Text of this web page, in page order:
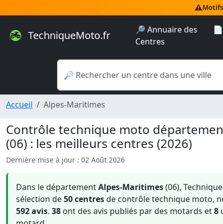
⚠️
TechniqueMoto.fr
🔎 Annuaire des
Centres
Accueil Alpes-Maritimes
Contrôle technique moto
(06) : les meilleurs centres (2026)
Dernière mise à jour : 02 Août 2026
Dans le départementAlpes-Maritimes(06),
sélection de50 centresde contrôle technique moto,
592 avis. 38 ont des avis publiés par des motards et8